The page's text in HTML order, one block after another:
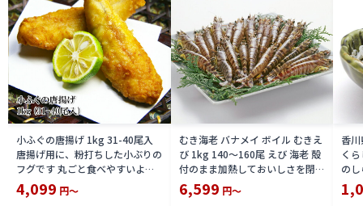
小ふぐの唐揚げ 1kg 31-40尾入
唐揚げ用に、粉打ちした小ぶりの
フグです 丸ごと食べやすいよう
仕立てた商品 冷凍
4,099 円～
むき海老 バナメイ ボイル むきえ
び 1kg 140〜160尾 えび 海老 殻
付のまま加熱しておいしさを閉じ
込めてから剥き加工をした ボイ
ル むきえび えび本来の旨みと歯
6,599 円～
香
く
の